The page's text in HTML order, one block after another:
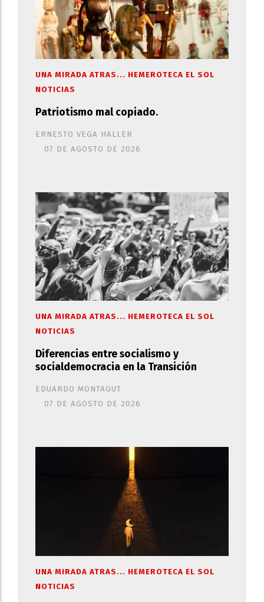
Patriotismo mal copiado.
ERNESTO VEGA HALLER
UNA MIRADA ATRAS... HEMEROTECA EL SOL
NOTICIAS
07 DE AGOSTO DE 2026
Diferencias entre socialismo y
socialdemocracia en la Transición
EDUARDO MONTAGUT
UNA MIRADA ATRAS... HEMEROTECA EL SOL
NOTICIAS
07 DE AGOSTO DE 2026
UNA MIRADA ATRAS... HEMEROTECA EL SOL
NOTICIAS